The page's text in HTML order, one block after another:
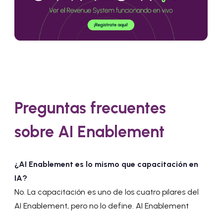
Preguntas frecuentes
sobre AI Enablement
¿AI Enablement es lo mismo que capacitación en
IA?
No. La capacitación es uno de los cuatro pilares del
AI Enablement, pero no lo define. AI Enablement